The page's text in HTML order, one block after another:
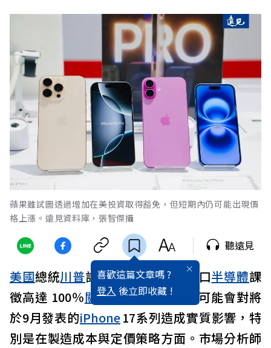
蘋果雖試圖透過增加在美投資取得豁免，但短期內仍可能出現價
格上漲。遠見資料庫，張智傑攝
喜歡這篇文章嗎 ?
登入 後立即收藏 !
聽遠見
美國總統川普計畫，最快下週對進口半導體課
徵高達 100％關稅。外媒認為，這可能會對將
於9月發表的iPhone17系列造成實質影響，特
別是在製造成本與定價策略方面。市場分析師